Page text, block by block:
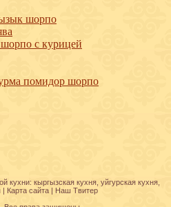
шорпо
с курицей
помидор шорпо
кухни: кыргызская кухня, уйгурская кухня,
| Карта сайта| Наш Твитер